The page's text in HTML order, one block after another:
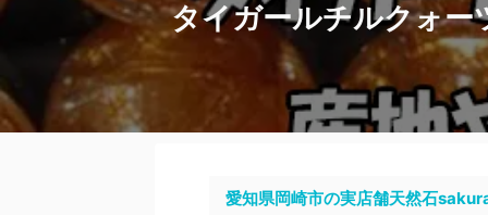
タイガールチルクォー
愛知県岡崎市の実店舗天然石